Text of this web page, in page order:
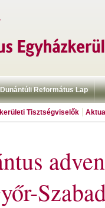
Dunántúli Református Lap
Tisztségviselők